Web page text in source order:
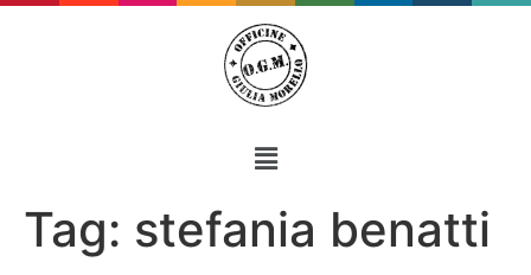
Tag: stefania benatti